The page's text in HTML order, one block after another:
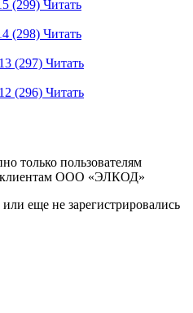
(299) Читать
(298) Читать
(297) Читать
(296) Читать
только пользователям
клиентам ООО «ЭЛКОД»
еще не зарегистрировались